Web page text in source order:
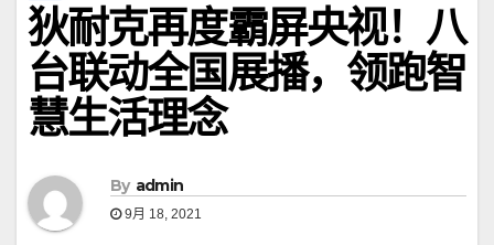
狄耐克再度霸屏央视！八
台联动全国展播，领跑智
慧生活理念
By admin
9月 18, 2021